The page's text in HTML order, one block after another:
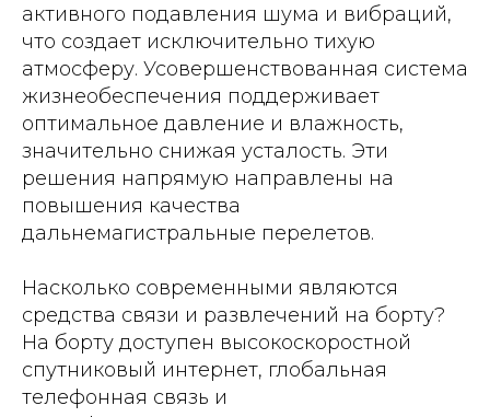
активного подавления шума и вибраций,
что создает исключительно тихую
атмосферу. Усовершенствованная система
жизнеобеспечения поддерживает
оптимальное давление и влажность,
значительно снижая усталость. Эти
решения напрямую направлены на
повышения качества
дальнемагистральные перелетов.
Насколько современными являются
средства связи и развлечений на борту?
На борту доступен высокоскоростной
спутниковый интернет, глобальная
телефонная связь и